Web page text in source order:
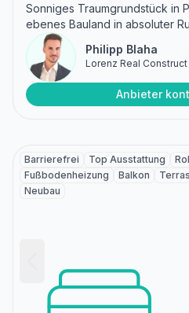
Sonniges Traumgrundstück in
ebenes Bauland in absoluter
Philipp Blaha
Lorenz Real
Anbieter
Barrierefrei Top Ausstattung
Fußbodenheizung
Balkon
Neubau